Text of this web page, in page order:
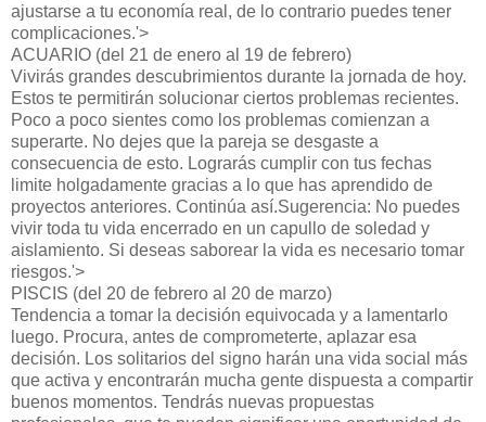
ajustarse a tu economía real, de lo contrario puedes tener
complicaciones.'>
ACUARIO (del 21 de enero al 19 de febrero)
Vivirás grandes descubrimientos durante la jornada de hoy.
Estos te permitirán solucionar ciertos problemas recientes.
Poco a poco sientes como los problemas comienzan a
superarte. No dejes que la pareja se desgaste a
consecuencia de esto. Lograrás cumplir con tus fechas
limite holgadamente gracias a lo que has aprendido de
proyectos anteriores. Continúa así.Sugerencia: No puedes
vivir toda tu vida encerrado en un capullo de soledad y
aislamiento. Si deseas saborear la vida es necesario tomar
riesgos.'>
PISCIS (del 20 de febrero al 20 de marzo)
Tendencia a tomar la decisión equivocada y a lamentarlo
luego. Procura, antes de comprometerte, aplazar esa
decisión. Los solitarios del signo harán una vida social más
que activa y encontrarán mucha gente dispuesta a compartir
buenos momentos. Tendrás nuevas propuestas